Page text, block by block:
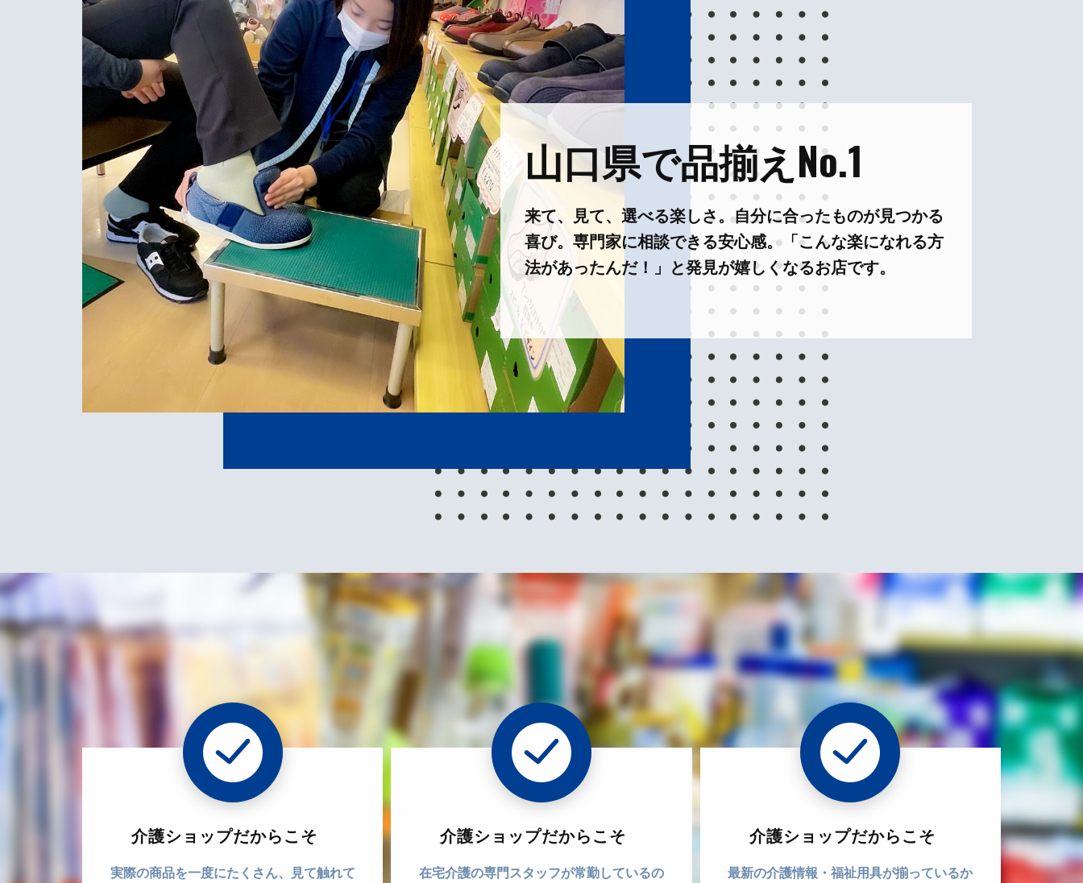
山口県で品揃えNo.1
来て、見て、選べる楽しさ。自分に合ったものが見つかる
喜び。専門家に相談できる安心感。「こんな楽になれる方
法があったんだ！」と発見が嬉しくなるお店です。
介護ショップだからこそ
実際の商品を一度にたくさん、見て触れて
介護ショップだからこそ
在宅介護の専門スタッフが常勤しているの
介護ショップだからこそ
最新の介護情報・福祉用具が揃っているか